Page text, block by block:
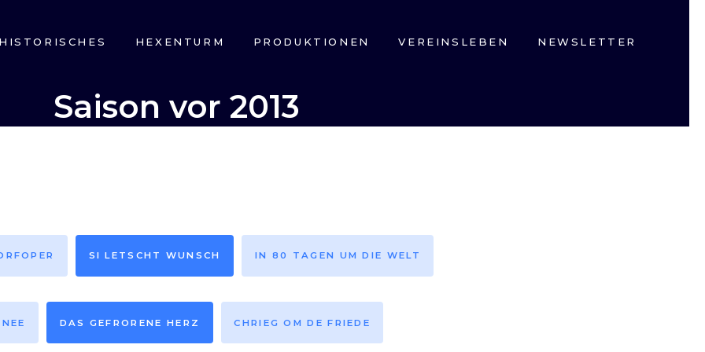
HISTORISCHES HEXENTURM PRODUKTIONEN VEREINSLEBEN NEWSLETTER
Saison vor 2013
SI LETSCHT WUNSCH IN 80 TAGEN UM DIE WELT
DAS GEFRORENE HERZ CHRIEG OM DE FRIEDE